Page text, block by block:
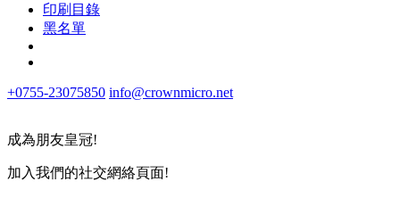
印刷目錄
黑名單
+0755-23075850 info@crownmicro.net
成為朋友皇冠!
加入我們的社交網絡頁面!